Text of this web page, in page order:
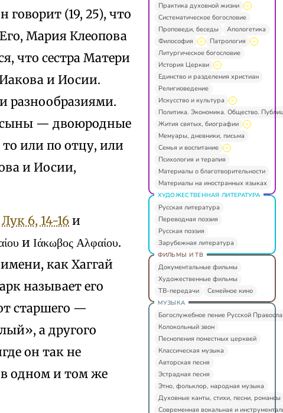
(19, 25), что
Мария Клеопова
что сестра Матери
и Иосии.
разнообразиями.
сыны — двоюродные
или по отцу, или
и Иосии,
Лук 6, 14-16 и
и Ιάκωβος Αλφαίου.
как Хаггай
называет его
старшего —
а другого
он так не
одном и том же
Практика духовной жизни
Систематическое богословие
Проповеди, беседы
Апологетика
Философия
Патрология
Литургическое богословие
История Церкви
Единство и разделения христиан
Религиоведение
Искусство и культура
Политика. Экономика. Общество.
Жития святых, биографии
Мемуары, дневники, письма
Семья и воспитание
Психология и терапия
Материалы о благотворительности
Материалы на иностранных языках
ХУДОЖЕСТВЕННАЯ ЛИТЕРАТУРА
Русская литература
Переводная поэзия
Русская поэзия
Зарубежная литература
ФИЛЬМЫ И ТВ
Документальные фильмы
Художественные фильмы
ТВ-передачи
Семейное кино
МУЗЫКА
Богослужебное пение Русской
Колокольный звон
Песнопения поместных церквей
Классическая музыка
Авторская песня
Эстрадная песня
Этно, фольклор, народная музыка
Духовные канты, стихи, песни, романсы
Современная вокальная и